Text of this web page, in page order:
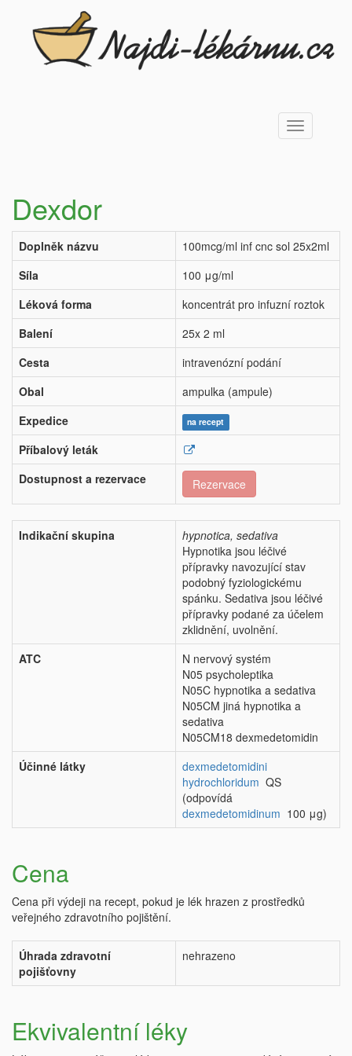
Toggle
navigation
Dexdor
Doplněk názvu
100mcg/ml inf cnc sol 25x2ml
Síla
100 μg/ml
Léková forma
koncentrát pro infuzní roztok
Balení
25x 2 ml
Cesta
intravenózní podání
Obal
ampulka (ampule)
Expedice
na recept
Příbalový leták
Dostupnost a rezervace
Rezervace
Indikační skupina
hypnotica, sedativa
Hypnotika jsou léčivé
přípravky navozující stav
podobný fyziologickému
spánku. Sedativa jsou léčivé
přípravky podané za účelem
zklidnění, uvolnění.
ATC
N nervový systém
N05 psycholeptika
N05C hypnotika a sedativa
N05CM jiná hypnotika a
sedativa
N05CM18 dexmedetomidin
Účinné látky
dexmedetomidini
hydrochloridum QS
(odpovídá
dexmedetomidinum 100 μg)
Cena
Cena při výdeji na recept, pokud je lék hrazen z prostředků
veřejného zdravotního pojištění.
Úhrada zdravotní
pojišťovny
nehrazeno
Ekvivalentní léky